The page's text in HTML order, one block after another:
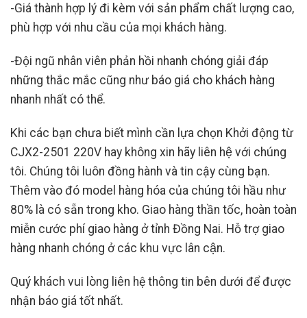
-Giá thành hợp lý đi kèm với sản phẩm chất lượng cao,
phù hợp với nhu cầu của mọi khách hàng.
-Đội ngũ nhân viên phản hồi nhanh chóng giải đáp
những thắc mắc cũng như báo giá cho khách hàng
nhanh nhất có thể.
Khi các bạn chưa biết mình cần lựa chọn Khởi động từ
CJX2-2501 220V hay không xin hãy liên hệ với chúng
tôi. Chúng tôi luôn đồng hành và tin cậy cùng bạn.
Thêm vào đó model hàng hóa của chúng tôi hầu như
80% là có sẵn trong kho. Giao hàng thần tốc, hoàn toàn
miễn cước phí giao hàng ở tỉnh Đồng Nai. Hỗ trợ giao
hàng nhanh chóng ở các khu vực lân cận.
Quý khách vui lòng liên hệ thông tin bên dưới để được
nhận báo giá tốt nhất.